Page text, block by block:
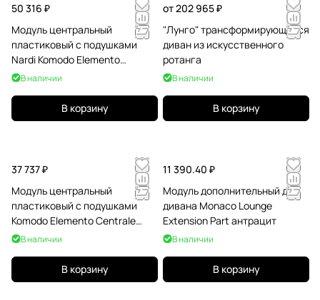
50 316 ₽
Модуль центральный
пластиковый с подушками
Nardi Komodo Elemento
Centrale
В наличии
В корзину
от 202 965 ₽
"Лунго" трансформирующийся
диван из искусственного
ротанга
В наличии
В корзину
37 737 ₽
Модуль центральный
пластиковый с подушками
Komodo Elemento Centrale
тортора, лед
В наличии
В корзину
11 390.40 ₽
Модуль дополнительный для
дивана Monaco Lounge
Extension Part антрацит
В наличии
В корзину